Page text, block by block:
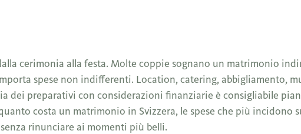
cerimonia alla festa. Molte coppie sognano un matrimonio
spese non indifferenti. Location, catering, abbigliamento,
dei preparativi con considerazioni finanziarie è consigliabile
costa un matrimonio in Svizzera, le spese che più incidono
rinunciare ai momenti più belli.